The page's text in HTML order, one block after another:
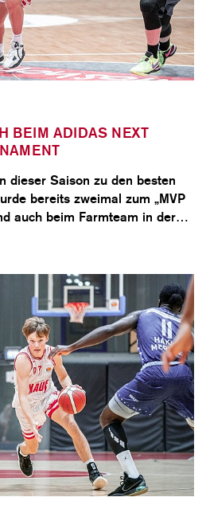
BEIM ADIDAS NEXT
dieser Saison zu den besten
bereits zweimal zum „MVP
auch beim Farmteam in der…